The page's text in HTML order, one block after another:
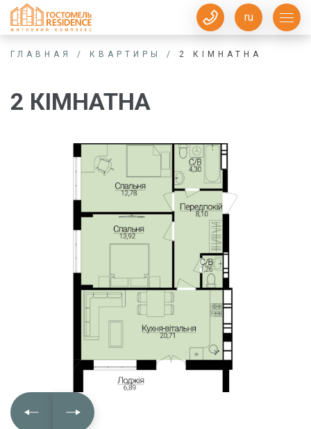
ru
ГЛАВНАЯ / КВАРТИРЫ / 2 КІМНАТНА
2 КІМНАТНА